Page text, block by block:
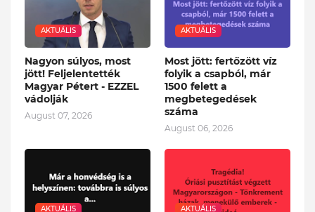
AKTUÁLIS
Nagyon súlyos, most
jött! Feljelentették
Magyar Pétert - EZZEL
vádolják
August 07, 2026
AKTUÁLIS
Most jött: fertőzött víz
folyik a csapból, már
1500 felett a
megbetegedések
száma
August 06, 2026
AKTUÁLIS AKTUÁLIS